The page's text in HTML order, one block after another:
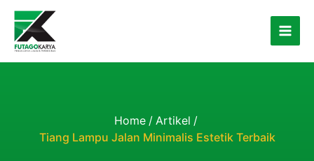
Skip to content
Home / Artikel /
Tiang Lampu Jalan Minimalis Estetik Terbaik